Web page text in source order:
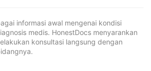
informasi awal mengenai kondisi
medis. HonestDocs menyarankan
konsultasi langsung dengan